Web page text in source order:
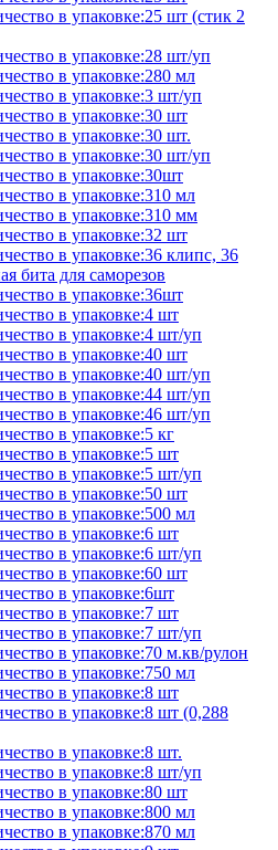
в упаковке:25 шт (стик 2
в упаковке:28 шт/уп
в упаковке:280 мл
в упаковке:3 шт/уп
в упаковке:30 шт
в упаковке:30 шт.
в упаковке:30 шт/уп
в упаковке:30шт
в упаковке:310 мл
в упаковке:310 мм
в упаковке:32 шт
в упаковке:36 клипс, 36
бита для саморезов
в упаковке:36шт
в упаковке:4 шт
в упаковке:4 шт/уп
в упаковке:40 шт
в упаковке:40 шт/уп
в упаковке:44 шт/уп
в упаковке:46 шт/уп
в упаковке:5 кг
в упаковке:5 шт
в упаковке:5 шт/уп
в упаковке:50 шт
в упаковке:500 мл
в упаковке:6 шт
в упаковке:6 шт/уп
в упаковке:60 шт
в упаковке:6шт
в упаковке:7 шт
в упаковке:7 шт/уп
в упаковке:70 м.кв/рулон
в упаковке:750 мл
в упаковке:8 шт
в упаковке:8 шт (0,288
в упаковке:8 шт.
в упаковке:8 шт/уп
в упаковке:80 шт
в упаковке:800 мл
в упаковке:870 мл